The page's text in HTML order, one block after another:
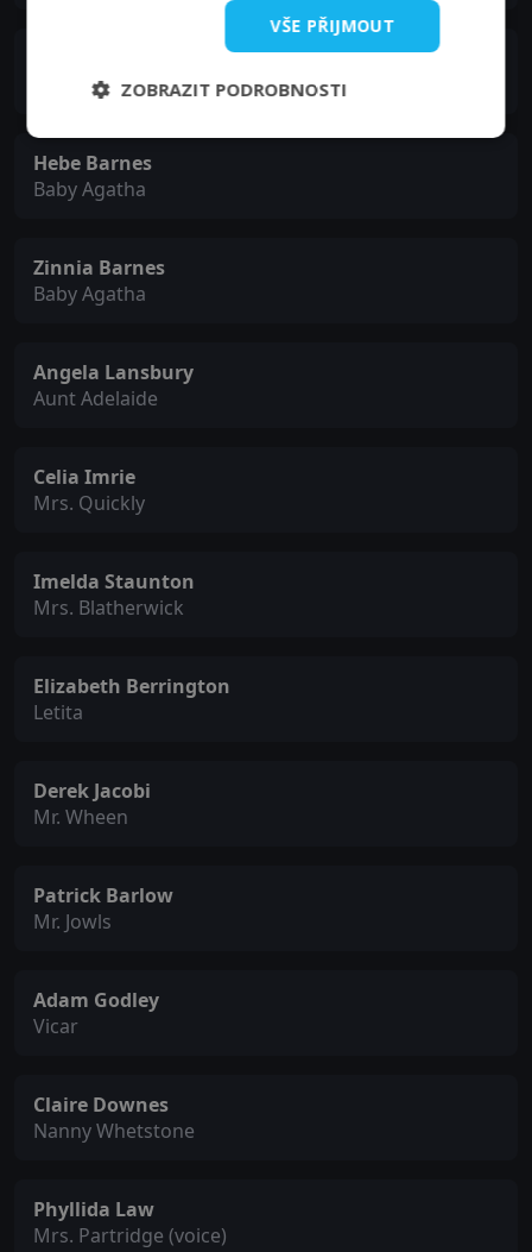
Christianna
Hebe Barnes
Baby Agatha
Zinnia Barnes
Baby Agatha
Angela Lansbury
Aunt Adelaide
Celia Imrie
Mrs. Quickly
Imelda Staunton
Mrs. Blatherwick
Elizabeth Berrington
Letita
Derek Jacobi
Mr. Wheen
Patrick Barlow
Mr. Jowls
Adam Godley
Vicar
Claire Downes
Nanny Whetstone
Phyllida Law
Mrs. Partridge (voice)
VŠE PŘIJMOUT
ZOBRAZIT PODROBNOSTI